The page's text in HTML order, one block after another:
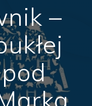
–